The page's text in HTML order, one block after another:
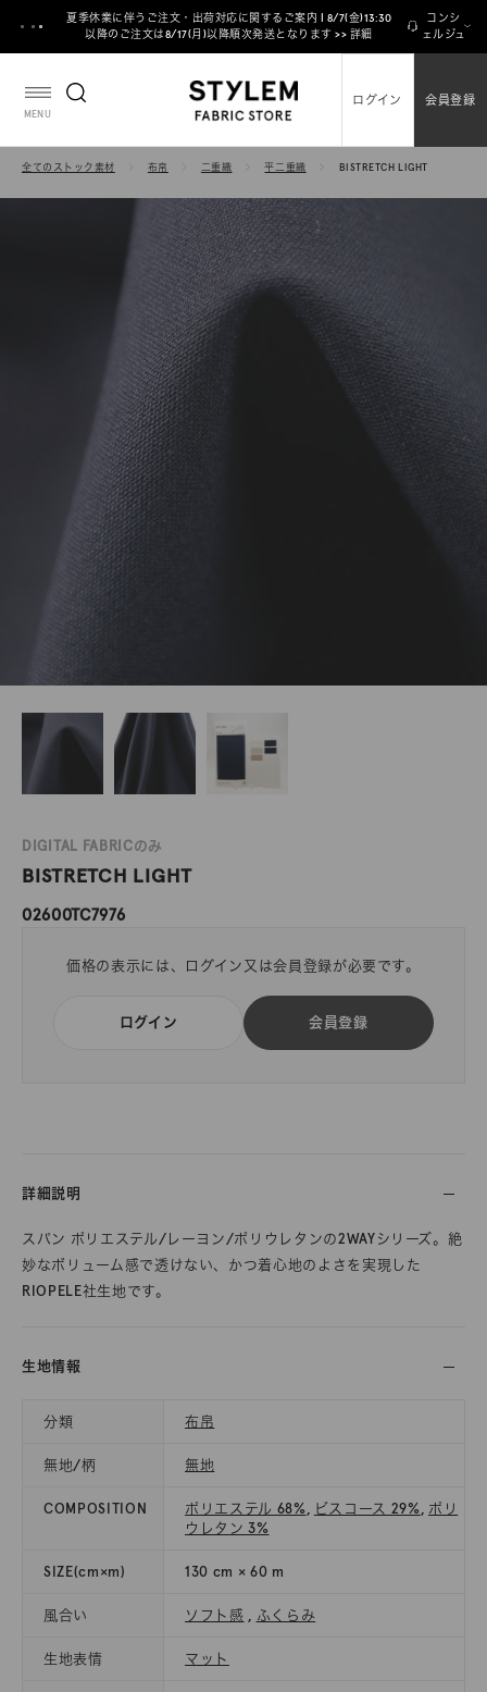
夏季休業に伴うご注文・出荷対応に関するご案内 | 8/7(金)13:30
以降のご注文は8/17(月)以降順次発送となります >> 詳細
コンシ
ェルジュ
MENU
ログイン 会員登録
全てのストック素材 布帛 二重織 平二重織 BISTRETCH LIGHT
DIGITAL FABRICのみ
BISTRETCH LIGHT
02600TC7976
価格の表示には、ログイン又は会員登録が必要です。
ログイン 会員登録
詳細説明
スパン ポリエステル/レーヨン/ポリウレタンの2WAYシリーズ。絶
妙なボリューム感で透けない、かつ着心地のよさを実現した
RIOPELE社生地です。
生地情報
分類 布帛
無地/柄 無地
COMPOSITION ポリエステル 68%, ビスコース 29%, ポリ
ウレタン 3%
SIZE(cm×m) 130 cm × 60 m
風合い ソフト感 , ふくらみ
生地表情 マット